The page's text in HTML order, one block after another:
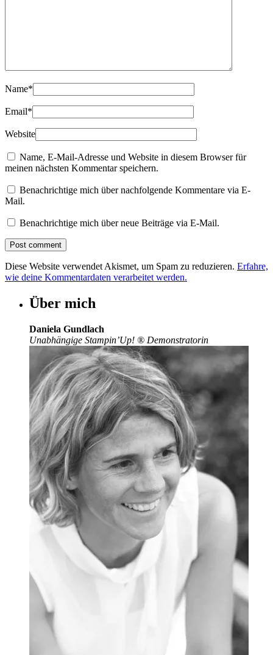
Name*
Email*
Website
Name, E-Mail-Adresse und Website in diesem Browser für
meinen nächsten Kommentar speichern.
Benachrichtige mich über nachfolgende Kommentare via E-
Mail.
Benachrichtige mich über neue Beiträge via E-Mail.
Diese Website verwendet Akismet, um Spam zu reduzieren. Erfahre,
wie deine Kommentardaten verarbeitet werden.
Über mich
Daniela Gundlach
Unabhängige Stampin’Up! ® Demonstratorin